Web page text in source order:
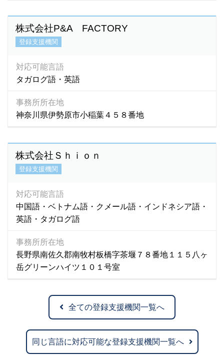
株式会社P&A FACTORY
登録支援機関
対応可能言語
タガログ語・英語
事務所所在地
神奈川県伊勢原市小稲葉４５８番地
株式会社Ｓｈｉｏｎ
登録支援機関
対応可能言語
中国語・ベトナム語・クメール語・インドネシア語・
英語・タガログ語
事務所所在地
長野県南佐久郡南牧村板橋字茶堰７８番地１１５八ヶ
岳グリーンハイツ１０１号室
全ての登録支援機関一覧へ
同じ言語に対応可能な登録支援機関一覧へ